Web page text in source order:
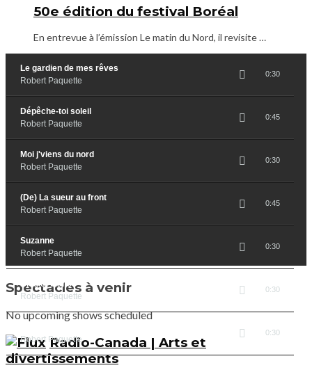
50e édition du festival Boréal
En entrevue à l’émission Le matin du Nord, il revisite …
Le gardien de mes rêves
Robert Paquette
0:30
Dépêche-toi soleil
Robert Paquette
0:45
Moi j'viens du nord
Robert Paquette
0:30
(De) La sueur au front
Robert Paquette
0:45
Suzanne
Robert Paquette
0:30
Bleu et blanc
Robert Paquette
0:30
Robert Paquette
0:30
Spectacles à venir
No upcoming shows scheduled
Radio-Canada | Arts et
divertissements